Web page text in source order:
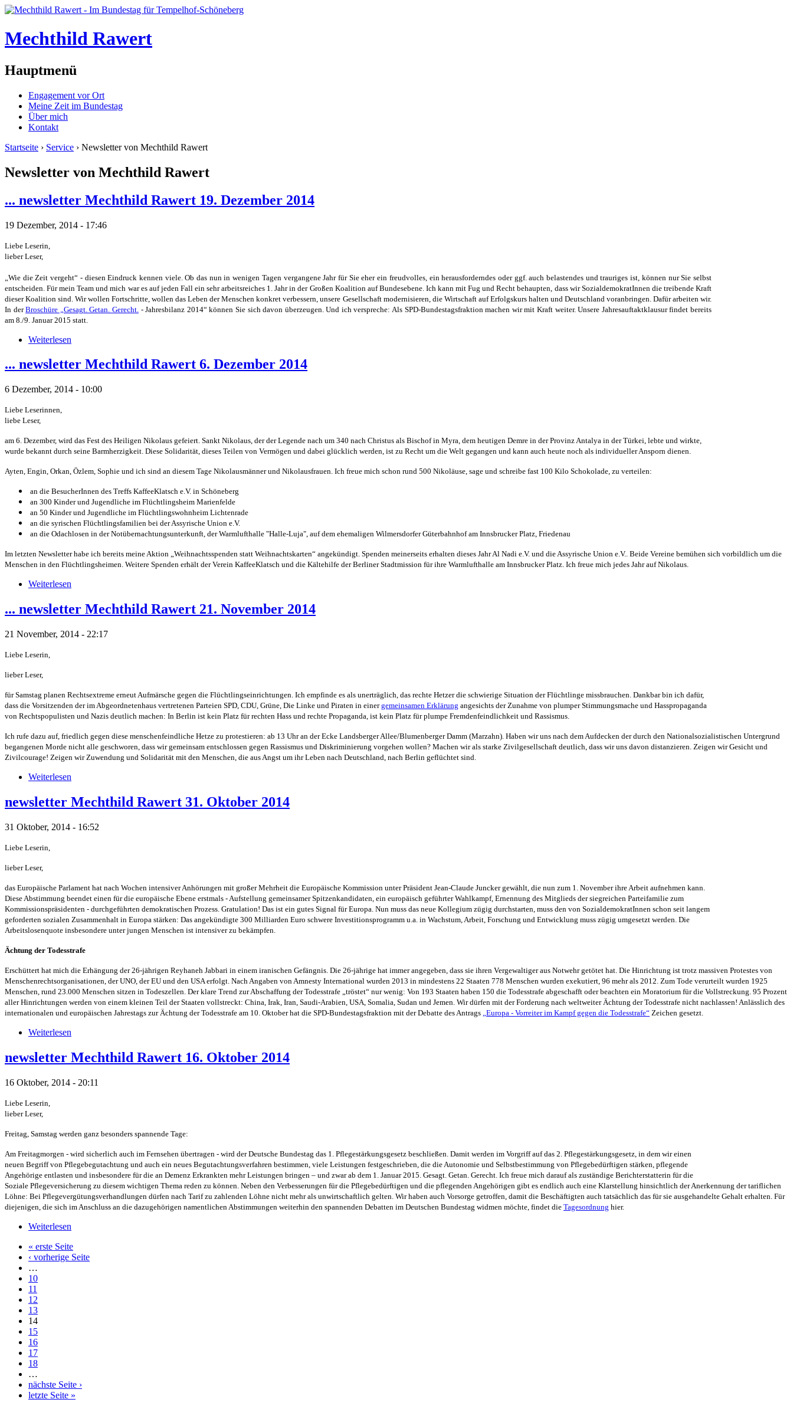
Mechthild Rawert
Hauptmenü
Engagement vor Ort
Meine Zeit im Bundestag
Über mich
Kontakt
Startseite › Service › Newsletter von Mechthild Rawert
Newsletter von Mechthild Rawert
... newsletter Mechthild Rawert 19. Dezember 2014
19 Dezember, 2014 - 17:46
Liebe Leserin,
lieber Leser,
„Wie die Zeit vergeht“ - diesen Eindruck kennen viele. Ob das nun in wenigen Tagen vergangene Jahr für Sie eher ein freudvolles, ein herausforderndes oder ggf. auch belastendes und trauriges ist, können nur Sie selbst
entscheiden. Für mein Team und mich war es auf jeden Fall ein sehr arbeitsreiches 1. Jahr in der Großen Koalition auf Bundesebene. Ich kann mit Fug und Recht behaupten, dass wir SozialdemokratInnen die treibende Kraft
dieser Koalition sind. Wir wollen Fortschritte, wollen das Leben der Menschen konkret verbessern, unsere Gesellschaft modernisieren, die Wirtschaft auf Erfolgskurs halten und Deutschland voranbringen. Dafür arbeiten wir.
In derBroschüre „Gesagt. Getan. Gerecht. - Jahresbilanz 2014“ können Sie sich davon überzeugen. Und ich verspreche: Als SPD-Bundestagsfraktion machen wir mit Kraft weiter. Unsere Jahresauftaktklausur findet bereits
am 8./9. Januar 2015 statt.
Weiterlesen
... newsletter Mechthild Rawert 6. Dezember 2014
6 Dezember, 2014 - 10:00
Liebe Leserinnen,
liebe Leser,
am 6. Dezember, wird das Fest des Heiligen Nikolaus gefeiert. Sankt Nikolaus, der der Legende nach um 340 nach Christus als Bischof in Myra, dem heutigen Demre in der Provinz Antalya in der Türkei, lebte und wirkte,
wurde bekannt durch seine Barmherzigkeit. Diese Solidarität, dieses Teilen von Vermögen und dabei glücklich werden, ist zu Recht um die Welt gegangen und kann auch heute noch als individueller Ansporn dienen.
Ayten, Engin, Orkan, Özlem, Sophie und ich sind an diesem Tage Nikolausmänner und Nikolausfrauen. Ich freue mich schon rund 500 Nikoläuse, sage und schreibe fast 100 Kilo Schokolade, zu verteilen:
an die BesucherInnen des Treffs KaffeeKlatsch e.V. in Schöneberg
an 300 Kinder und Jugendliche im Flüchtlingsheim Marienfelde
an 50 Kinder und Jugendliche im Flüchtlingswohnheim Lichtenrade
an die syrischen Flüchtlingsfamilien bei der Assyrische Union e.V.
an die Odachlosen in der Notübernachtungsunterkunft, der Warmlufthalle "Halle-Luja", auf dem ehemaligen Wilmersdorfer Güterbahnhof am Innsbrucker Platz, Friedenau
Im letzten Newsletter habe ich bereits meine Aktion „Weihnachtsspenden statt Weihnachtskarten“ angekündigt. Spenden meinerseits erhalten dieses Jahr Al Nadi e.V. und die Assyrische Union e.V.. Beide Vereine bemühen sich vorbildlich um die
Menschen in den Flüchtlingsheimen. Weitere Spenden erhält der Verein KaffeeKlatsch und die Kältehilfe der Berliner Stadtmission für ihre Warmlufthalle am Innsbrucker Platz. Ich freue mich jedes Jahr auf Nikolaus.
Weiterlesen
... newsletter Mechthild Rawert 21. November 2014
21 November, 2014 - 22:17
Liebe Leserin,
lieber Leser,
für Samstag planen Rechtsextreme erneut Aufmärsche gegen die Flüchtlingseinrichtungen. Ich empfinde es als unerträglich, das rechte Hetzer die schwierige Situation der Flüchtlinge missbrauchen. Dankbar bin ich dafür,
dass die Vorsitzenden der im Abgeordnetenhaus vertretenen Parteien SPD, CDU, Grüne, Die Linke und Piraten in einergemeinsamen Erklärung angesichts der Zunahme von plumper Stimmungsmache und Hasspropaganda
von Rechtspopulisten und Nazis deutlich machen: In Berlin ist kein Platz für rechten Hass und rechte Propaganda, ist kein Platz für plumpe Fremdenfeindlichkeit und Rassismus.
Ich rufe dazu auf, friedlich gegen diese menschenfeindliche Hetze zu protestieren: ab 13 Uhr an der Ecke Landsberger Allee/Blumenberger Damm (Marzahn). Haben wir uns nach dem Aufdecken der durch den Nationalsozialistischen Untergrund
begangenen Morde nicht alle geschworen, dass wir gemeinsam entschlossen gegen Rassismus und Diskriminierung vorgehen wollen? Machen wir als starke Zivilgesellschaft deutlich, dass wir uns davon distanzieren. Zeigen wir Gesicht und
Zivilcourage! Zeigen wir Zuwendung und Solidarität mit den Menschen, die aus Angst um ihr Leben nach Deutschland, nach Berlin geflüchtet sind.
Weiterlesen
newsletter Mechthild Rawert 31. Oktober 2014
31 Oktober, 2014 - 16:52
Liebe Leserin,
lieber Leser,
das Europäische Parlament hat nach Wochen intensiver Anhörungen mit großer Mehrheit die Europäische Kommission unter Präsident Jean-Claude Juncker gewählt, die nun zum 1. November ihre Arbeit aufnehmen kann.
Diese Abstimmung beendet einen für die europäische Ebene erstmals - Aufstellung gemeinsamer Spitzenkandidaten, ein europäisch geführter Wahlkampf, Ernennung des Mitglieds der siegreichen Parteifamilie zum
Kommissionspräsidenten - durchgeführten demokratischen Prozess. Gratulation! Das ist ein gutes Signal für Europa. Nun muss das neue Kollegium zügig durchstarten, muss den von SozialdemokratInnen schon seit langem
geforderten sozialen Zusammenhalt in Europa stärken: Das angekündigte 300 Milliarden Euro schwere Investitionsprogramm u.a. in Wachstum, Arbeit, Forschung und Entwicklung muss zügig umgesetzt werden. Die
Arbeitslosenquote insbesondere unter jungen Menschen ist intensiver zu bekämpfen.
Ächtung der Todesstrafe
Erschüttert hat mich die Erhängung der 26-jährigen Reyhaneh Jabbari in einem iranischen Gefängnis. Die 26-jährige hat immer angegeben, dass sie ihren Vergewaltiger aus Notwehr getötet hat. Die Hinrichtung ist trotz massiven Protestes von
Menschenrechtsorganisationen, der UNO, der EU und den USA erfolgt. Nach Angaben von Amnesty International wurden 2013 in mindestens 22 Staaten 778 Menschen wurden exekutiert, 96 mehr als 2012. Zum Tode verurteilt wurden 1925
Menschen, rund 23.000 Menschen sitzen in Todeszellen. Der klare Trend zur Abschaffung der Todesstrafe „tröstet“ nur wenig: Von 193 Staaten haben 150 die Todesstrafe abgeschafft oder beachten ein Moratorium für die Vollstreckung. 95 Prozent
aller Hinrichtungen werden von einem kleinen Teil der Staaten vollstreckt: China, Irak, Iran, Saudi-Arabien, USA, Somalia, Sudan und Jemen. Wir dürfen mit der Forderung nach weltweiter Ächtung der Todesstrafe nicht nachlassen! Anlässlich des
internationalen und europäischen Jahrestags zur Ächtung der Todesstrafe am 10. Oktober hat die SPD-Bundestagsfraktion mit der Debatte des Antrags „Europa - Vorreiter im Kampf gegen die Todesstrafe“ Zeichen gesetzt.
Weiterlesen
newsletter Mechthild Rawert 16. Oktober 2014
16 Oktober, 2014 - 20:11
Liebe Leserin,
lieber Leser,
Freitag, Samstag werden ganz besonders spannende Tage:
Am Freitagmorgen - wird sicherlich auch im Fernsehen übertragen - wird der Deutsche Bundestag das 1. Pflegestärkungsgesetz beschließen. Damit werden im Vorgriff auf das 2. Pflegestärkungsgesetz, in dem wir einen
neuen Begriff von Pflegebegutachtung und auch ein neues Begutachtungsverfahren bestimmen, viele Leistungen festgeschrieben, die die Autonomie und Selbstbestimmung von Pflegebedürftigen stärken, pflegende
Angehörige entlasten und insbesondere für die an Demenz Erkrankten mehr Leistungen bringen – und zwar ab dem 1. Januar 2015. Gesagt. Getan. Gerecht. Ich freue mich darauf als zuständige Berichterstatterin für die
Soziale Pflegeversicherung zu diesem wichtigen Thema reden zu können. Neben den Verbesserungen für die Pflegebedürftigen und die pflegenden Angehörigen gibt es endlich auch eine Klarstellung hinsichtlich der Anerkennung der tariflichen
Löhne: Bei Pflegevergütungsverhandlungen dürfen nach Tarif zu zahlenden Löhne nicht mehr als unwirtschaftlich gelten. Wir haben auch Vorsorge getroffen, damit die Beschäftigten auch tatsächlich das für sie ausgehandelte Gehalt erhalten. Für
diejenigen, die sich im Anschluss an die dazugehörigen namentlichen Abstimmungen weiterhin den spannenden Debatten im Deutschen Bundestag widmen möchte, findet die Tagesordnung hier.
Weiterlesen
« erste Seite
‹ vorherige Seite
…
10
11
12
13
14
15
16
17
18
…
nächste Seite ›
letzte Seite »